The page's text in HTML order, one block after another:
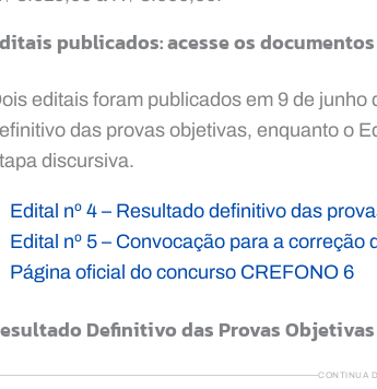
publicados: acesse os
editais foram publicados em 9 de
das provas objetivas, enquanto o
discursiva.
Edital nº 4 – Resultado definitivo das
Edital nº 5 – Convocação para a correção
Página oficial do concurso CREFONO 6
Definitivo das Provas Objetivas
CONTINUA